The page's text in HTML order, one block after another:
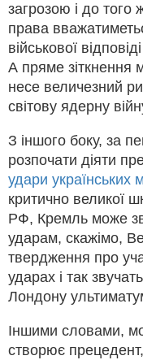
загрозою і до того
права
військової
А пряме зіткнення
несе величезний
світову ядерну
З іншого боку, за
розпочати діяти
удари українських
критично великої
РФ, Кремль може
ударам, скажімо,
твердження про
ударах і так
Лондону
Іншими словами,
створює